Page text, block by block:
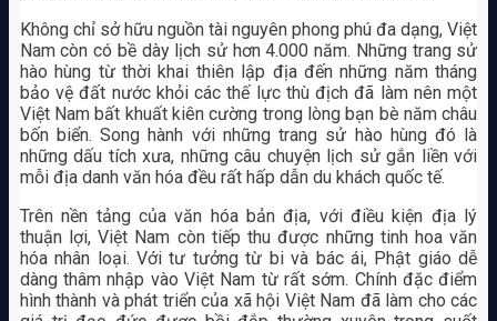
Không chỉ sở hữu nguồn tài nguyên phong phú đa dạng, Việt
Nam còn có bề dày lịch sử hơn 4.000 năm. Những trang sử
hào hùng từ thời khai thiên lập địa đến những năm tháng
bảo vệ đất nước khỏi các thế lực thù địch đã làm nên một
Việt Nam bất khuất kiên cường trong lòng bạn bè năm châu
bốn biển. Song hành với những trang sử hào hùng đó là
những dấu tích xưa, những câu chuyện lịch sử gắn liền với
mỗi địa danh văn hóa đều rất hấp dẫn du khách quốc tế.
Trên nền tảng của văn hóa bản địa, với điều kiện địa lý
thuận lợi, Việt Nam còn tiếp thu được những tinh hoa văn
hóa nhân loại. Với tư tưởng từ bi và bác ái, Phật giáo dễ
dàng thâm nhập vào Việt Nam từ rất sớm. Chính đặc điểm
hình thành và phát triển của xã hội Việt Nam đã làm cho các